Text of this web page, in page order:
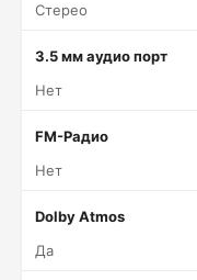
Стерео
3.5 мм аудио порт
Нет
FM-Радио
Нет
Dolby Atmos
Да